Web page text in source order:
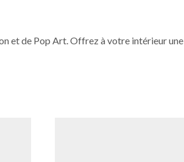
et de Pop Art. Offrez à votre intérieur une